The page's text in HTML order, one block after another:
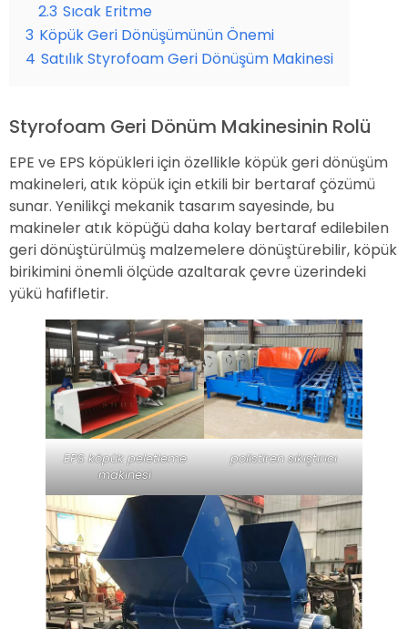
2.3 Sıcak Eritme
3 Köpük Geri Dönüşümünün Önemi
4 Satılık Styrofoam Geri Dönüşüm Makinesi
Styrofoam Geri Dönüm Makinesinin Rolü
EPE ve EPS köpükleri için özellikle köpük geri dönüşüm
makineleri, atık köpük için etkili bir bertaraf çözümü
sunar. Yenilikçi mekanik tasarım sayesinde, bu
makineler atık köpüğü daha kolay bertaraf edilebilen
geri dönüştürülmüş malzemelere dönüştürebilir, köpük
birikimini önemli ölçüde azaltarak çevre üzerindeki
yükü hafifletir.
EPS köpük peletleme
makinesi
polistiren sıkıştırıcı